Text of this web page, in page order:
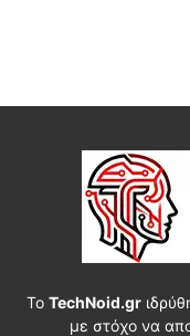
Το TechNoid.gr
με στόχο να